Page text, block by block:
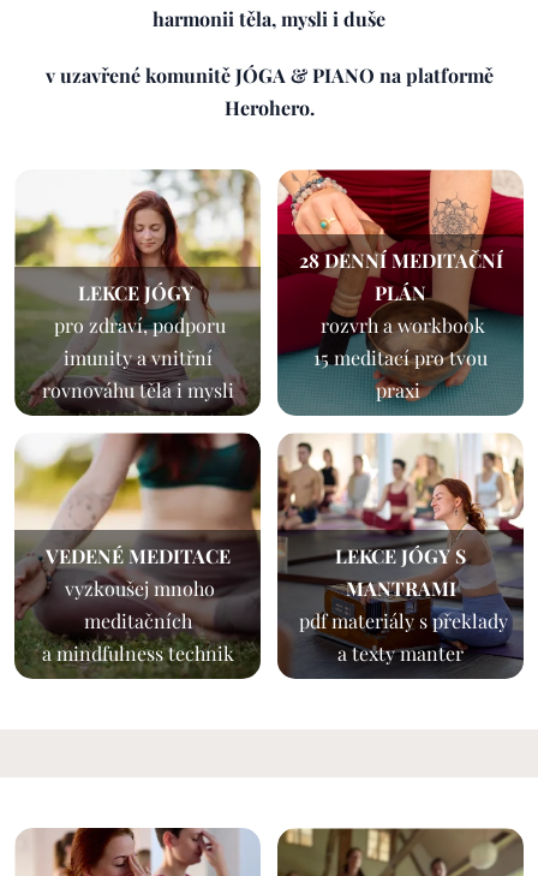
harmonii těla, mysli i duše
v uzavřené komunitěJÓGA & PIANO na platformě
Herohero.
LEKCE JÓGY
pro zdraví, podporu
imunity a vnitřní
rovnováhu těla i mysli
28 DENNÍ MEDITAČNÍ
PLÁN
rozvrh a workbook
15 meditací pro tvou
praxi
VEDENÉ MEDITACE
vyzkoušej mnoho
meditačních
a mindfulness technik
LEKCE JÓGY S
MANTRAMI
pdfmateriály s překlady
a texty manter